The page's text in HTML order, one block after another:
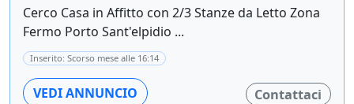
Cerco Casa in Affitto con 2/3 Stanze da Letto Zona
Fermo Porto Sant'elpidio ...
Inserito: Scorso mese alle 16:14
VEDI ANNUNCIO Contattaci